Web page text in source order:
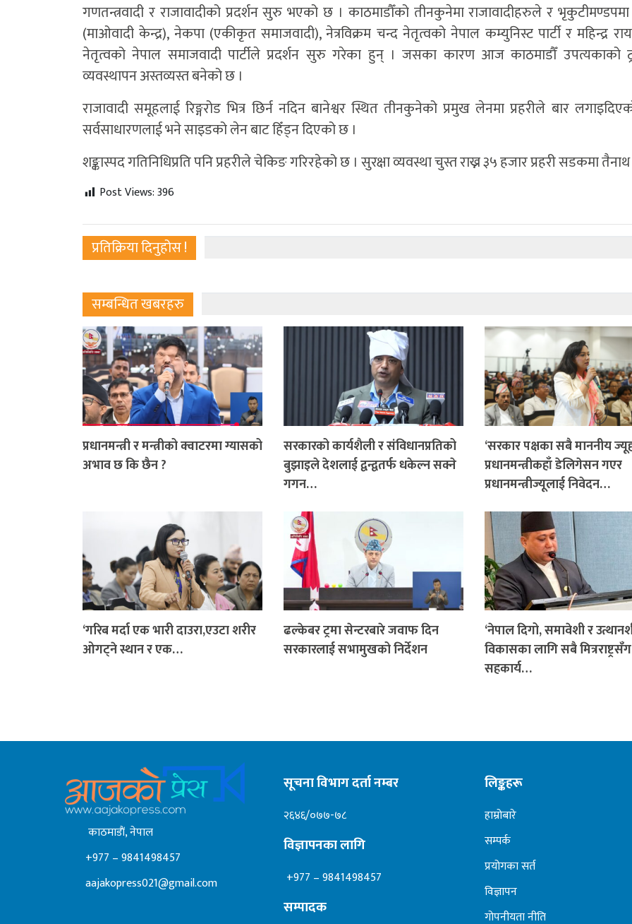
गणतन्त्रवादी र राजावादीको प्रदर्शन सुरु भएको छ । काठमाडौँको तीनकुनेमा राजावादीहरुले र
(माओवादी केन्द्र), नेकपा (एकीकृत समाजवादी), नेत्रविक्रम चन्द नेतृत्वको नेपाल कम्युनिस्ट पार्टी र महिन्द्र
नेतृत्वको नेपाल समाजवादी पार्टीले प्रदर्शन सुरु गरेका हुन् । जसका कारण आज काठमाडौँ उपत्यकाको
व्यवस्थापन अस्तव्यस्त बनेको छ ।
राजावादी समूहलाई रिङ्गरोड भित्र छिर्न नदिन बानेश्वर स्थित तीनकुनेको प्रमुख लेनमा प्रहरीले बार
सर्वसाधारणलाई भने साइडको लेन बाट हिँड्न दिएको छ ।
शङ्कास्पद गतिनिधिप्रति पनि प्रहरीले चेकिङ गरिरहेको छ । सुरक्षा व्यवस्था चुस्त राख्न ३५ हजार प्रहरी सडकमा
Post Views:396
प्रतिक्रिया दिनुहोस !
सम्बन्धित खबरहरु
प्रधानमन्त्री र मन्त्रीको क्वाटरमा ग्यासको
अभाव छ कि छैन ?
सरकारको कार्यशैली र संविधानप्रतिको
बुझाइले देशलाई द्वन्द्वतर्फ धकेल्न सक्ने
गगन…
‘सरकार पक्षका सबै माननीय
प्रधानमन्त्रीकहाँ डेलिगेसन गएर
प्रधानमन्त्रीज्यूलाई निवेदन…
‘गरिब मर्दा एक भारी दाउरा,एउटा शरीर
ओगट्ने स्थान र एक…
ढल्केबर ट्रमा सेन्टरबारे जवाफ दिन
सरकारलाई सभामुखको निर्देशन
‘नेपाल दिगो, समावेशी र
विकासका लागि सबै मित्रराष्ट्रसँग
सहकार्य…
काठमाडाैं, नेपाल
+977 – 9841498457
aajakopress021@gmail.com
सूचना विभाग दर्ता नम्बर
२६४६/०७७-७८
विज्ञापनका लागि
+977 – 9841498457
सम्पादक
लिङ्कहरू
हाम्रोबारे
सम्पर्क
प्रयोगका सर्त
विज्ञापन
गोपनीयता नीति